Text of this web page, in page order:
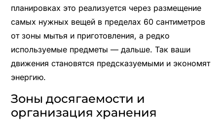
планировках это реализуется через размещение
самых нужных вещей в пределах 60 сантиметров
от зоны мытья и приготовления, а редко
используемые предметы — дальше. Так ваши
движения становятся предсказуемыми и экономят
энергию.
Зоны досягаемости и
организация хранения